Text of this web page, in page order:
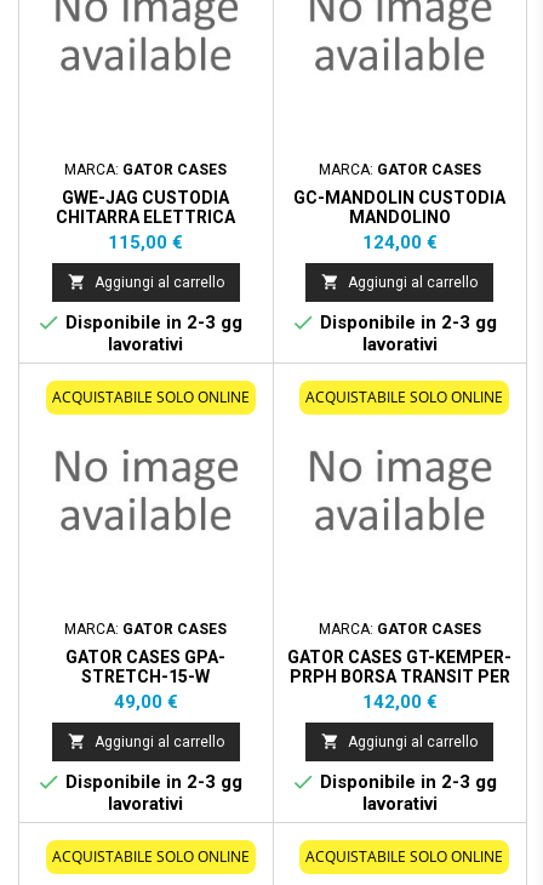
MARCA: GATOR CASES
GWE-JAG CUSTODIA
CHITARRA ELETTRICA
JAGUAR STYLE
Prezzo
115,00 €
 Aggiungi al carrello
 Disponibile in 2-3 gg
lavorativi
MARCA: GATOR CASES
GC-MANDOLIN CUSTODIA
MANDOLINO
Prezzo
124,00 €
 Aggiungi al carrello
 Disponibile in 2-3 gg
lavorativi
ACQUISTABILE SOLO ONLINE
MARCA: GATOR CASES
GATOR CASES GPA-
STRETCH-15-W
COPERTURA ELASTICA
BIANCA PER SPEAKER DA
15""
Prezzo
49,00 €
 Aggiungi al carrello
 Disponibile in 2-3 gg
lavorativi
ACQUISTABILE SOLO ONLINE
MARCA: GATOR CASES
GATOR CASES GT-KEMPER-
PRPH BORSA TRANSIT PER
KEMPER PROFILER
Prezzo
142,00 €
 Aggiungi al carrello
 Disponibile in 2-3 gg
lavorativi
ACQUISTABILE SOLO ONLINE ACQUISTABILE SOLO ONLINE